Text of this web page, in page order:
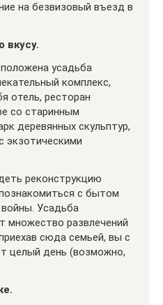
на безвизовый въезд в
вкусу.
усадьба
комплекс,
отель, ресторан
со старинным
деревянных скульптур,
экзотическими
реконструкцию
с бытом
Усадьба
множество развлечений
сюда семьей, вы с
целый день (возможно,